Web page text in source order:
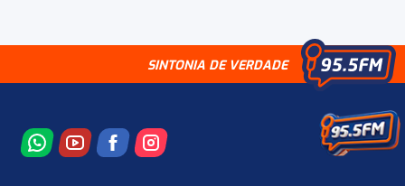
SINTONIA DE VERDADE